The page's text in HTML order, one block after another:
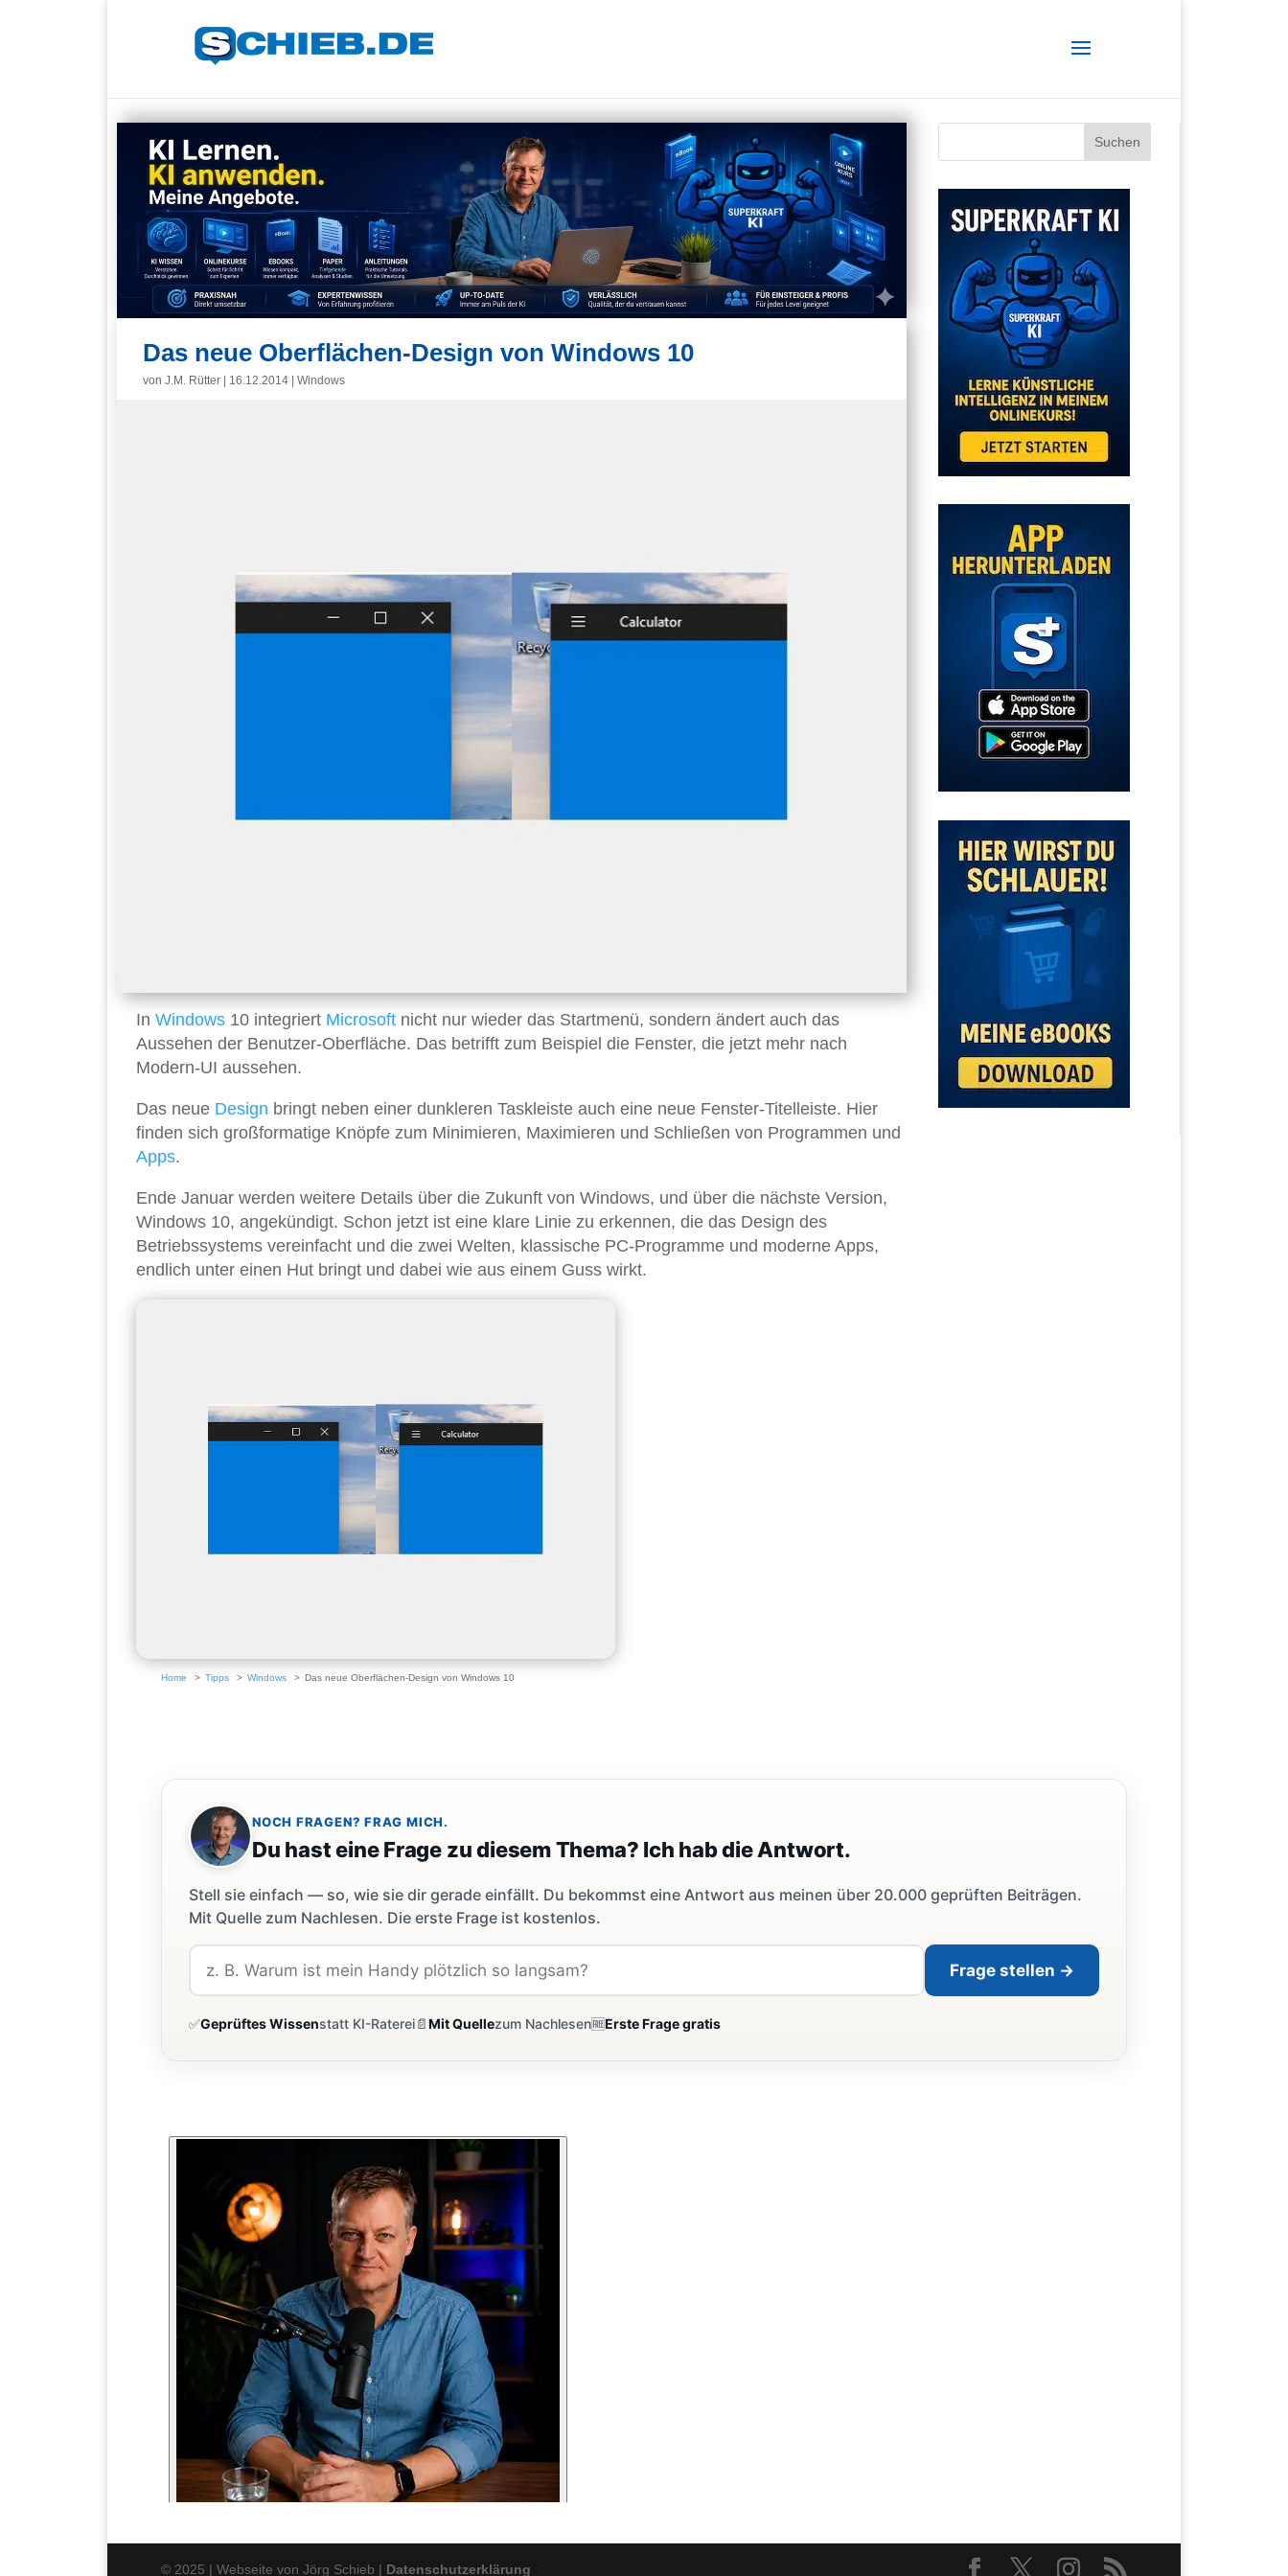
Das neue Oberflächen-Design von Windows 10
von J.M. Rütter 16.12.2014 Windows
In Windows 10 integriert Microsoft nicht nur wieder das Startmenü, sondern ändert auch das
Aussehen der Benutzer-Oberfläche. Das betrifft zum Beispiel die Fenster, die jetzt mehr nach
Modern-UI aussehen.
Das neue Design bringt neben einer dunkleren Taskleiste auch eine neue Fenster-Titelleiste. Hier
finden sich großformatige Knöpfe zum Minimieren, Maximieren und Schließen von Programmen und
Apps.
Ende Januar werden weitere Details über die Zukunft von Windows, und über die nächste Version,
Windows 10, angekündigt. Schon jetzt ist eine klare Linie zu erkennen, die das Design des
Betriebssystems vereinfacht und die zwei Welten, klassische PC-Programme und moderne Apps,
endlich unter einen Hut bringt und dabei wie aus einem Guss wirkt.
Home Tipps Windows Das neue Oberflächen-Design von Windows 10
NOCH FRAGEN? FRAG MICH.
Du hast eine Frage zu diesem Thema? Ich hab die Antwort.
Stell sie einfach — so, wie sie dir gerade einfällt. Du bekommst eine Antwort aus meinen über 20.000 geprüften Beiträgen.
Mit Quelle zum Nachlesen. Die erste Frage ist kostenlos.
Frage stellen →
✅Geprüftes Wissenstatt KI-Raterei📄Mit Quellezum Nachlesen🆓Erste Frage gratis
© 2025 | Webseite von Jörg Schieb | Datenschutzerklärung